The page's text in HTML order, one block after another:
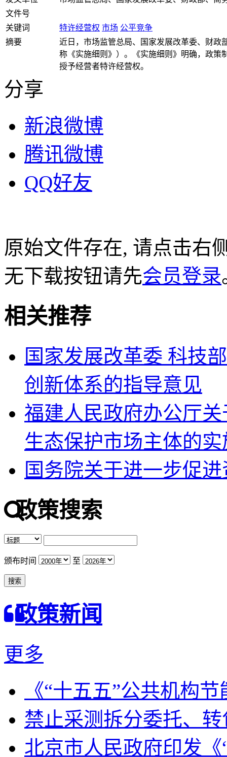
文件号
关键词
特许经营权 市场 公平竞争
摘要
近日，市场监管总局、国家发展改革委、财政
称《实施细则》）。《实施细则》明确，政策
授予经营者特许经营权。
分享
新浪微博
腾讯微博
QQ好友
原始文件存在, 请点击右
无下载按钮请先会员登录
相关推荐
国家发展改革委 科技
创新体系的指导意见
福建人民政府办公厅
生态保护市场主体的
国务院关于进一步促
政策搜索
颁布时间 至
政策新闻
更多
《“十五五”公共机构
禁止采测拆分委托、
北京市人民政府印发